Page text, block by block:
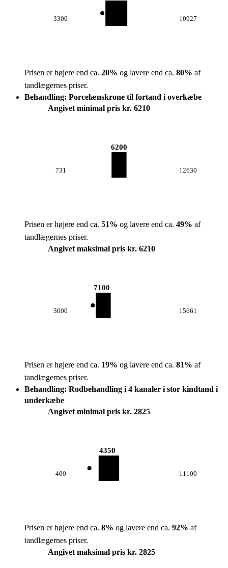
3300 10927
Prisen er højere end ca. 20% og lavere end ca. 80% af
tandlægernes priser.
Behandling: Porcelænskrone til fortand i overkæbe
Angivet minimal pris kr. 6210
731
6200
12630
Prisen er højere end ca. 51% og lavere end ca. 49% af
tandlægernes priser.
Angivet maksimal pris kr. 6210
3000
7100
15661
Prisen er højere end ca. 19% og lavere end ca. 81% af
tandlægernes priser.
Behandling: Rodbehandling i 4 kanaler i stor kindtand i
underkæbe
Angivet minimal pris kr. 2825
400
4350
11100
Prisen er højere end ca. 8% og lavere end ca. 92% af
tandlægernes priser.
Angivet maksimal pris kr. 2825